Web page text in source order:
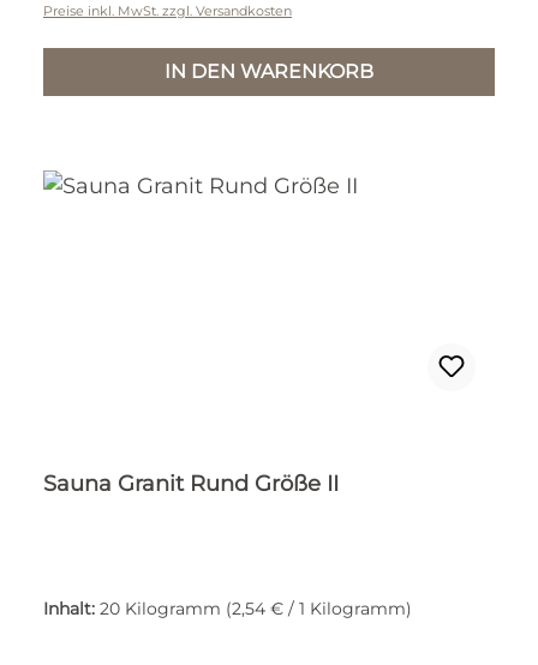
Preise inkl. MwSt. zzgl. Versandkosten
IN DEN WARENKORB
Sauna Granit Rund Größe II
Inhalt: 20 Kilogramm (2,54 € / 1 Kilogramm)